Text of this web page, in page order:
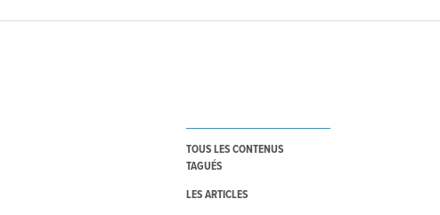
TOUS LES CONTENUS
TAGUÉS
LES ARTICLES